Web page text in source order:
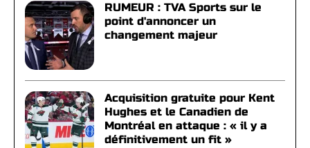
RUMEUR : TVA Sports sur le
point d'annoncer un
changement majeur
Acquisition gratuite pour Kent
Hughes et le Canadien de
Montréal en attaque : « il y a
définitivement un fit »